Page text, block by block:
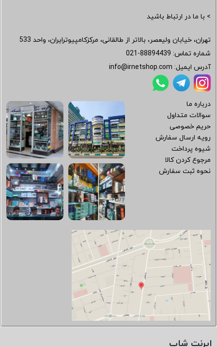
> با ما در ارتباط باشید
تهران، خیابان ولیعصر، بالاتر از طالقانی، مرکزکامپیوترایران، واحد 533
شماره تماس: 021-88894439
آدرس ایمیل: info@irnetshop.com
درباره ما
سوالات متداول
حریم خصوصی
رویه ارسال سفارش
شیوه پرداخت
مرجوع کردن کالا
نحوه ثبت سفارش
ایرنت شاپ